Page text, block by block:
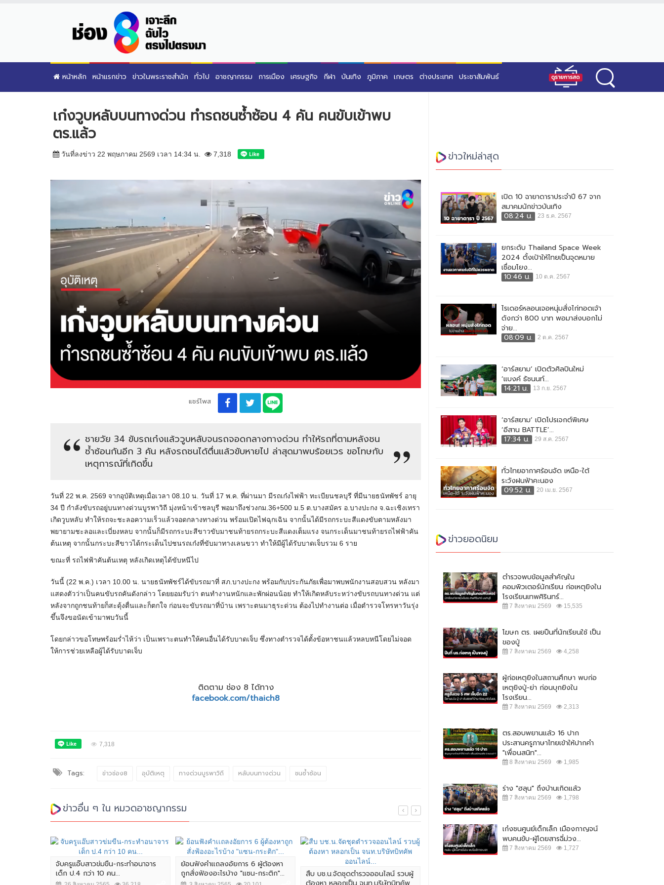
หน้าหลัก หน้าแรกข่าว ข่าวในพระราชสำนัก ทั่วไป อาชญากรรม การเมือง เศรษฐกิจ กีฬา บันเทิง ภูมิภาค เกษตร ต่างประเทศ ประชาสัมพันธ์
เก๋งวูบหลับบนทางด่วน ทำรถชนซ้ำซ้อน 4 คัน คนขับเข้าพบ
ตร.แล้ว
วันที่ลงข่าว 22 พฤษภาคม 2569 เวลา 14:34 น. 7,318
แชร์โพส
ชายวัย 34 ขับรถเก๋งแล้ววูบหลับจนรถจอดกลางทางด่วน ทำให้รถที่ตามหลังชน
ซ้ำซ้อนกันอีก 3 คัน หลังรถชนได้ตื่นแล้วขับหายไป ล่าสุดมาพบร้อยเวร ขอโทษกับ
เหตุการณ์ที่เกิดขึ้น
วันที่ 22 พ.ค. 2569 จากอุบัติเหตุเมื่อเวลา 08.10 น. วันที่ 17 พ.ค. ที่ผ่านมา มีรถเก๋งไฟฟ้า ทะเบียนชลบุรี ที่มีนายธนัทพัชร์ อายุ
34 ปี กำลังขับรถอยู่บนทางด่วนบูรพาวิถี มุ่งหน้าเข้าชลบุรี พอมาถึงช่วงกม.36+500 ม.5 ต.บางสมัคร อ.บางปะกง จ.ฉะเชิงเทรา
เกิดวูบหลับ ทำให้รถจะชะลอความเร็วแล้วจอดกลางทางด่วน พร้อมเปิดไฟฉุกเฉิน จากนั้นได้มีรถกระบะสีแดงขับตามหลังมา
พยายามชะลอและเบี่ยงหลบ จากนั้นก็มีรถกระบะสีขาวขับมาชนท้ายรถกระบะสีแดงเต็มแรง จนกระเด็นมาชนท้ายรถไฟฟ้าคัน
ต้นเหตุ จากนั้นกระบะสีขาวได้กระเด็นไปชนรถเก๋งที่ขับมาทางเลนขวา ทำให้มีผู้ได้รับบาดเจ็บรวม 6 ราย
ขณะที่ รถไฟฟ้าคันต้นเหตุ หลังเกิดเหตุได้ขับหนีไป
วันนี้ (22 พ.ค.) เวลา 10.00 น. นายธนัทพัชร์ได้ขับรถมาที่ สภ.บางปะกง พร้อมกับประกันภัยเพื่อมาพบพนักงานสอบสวน หลังมา
แสดงตัวว่าเป็นคนขับรถคันดังกล่าว โดยยอมรับว่า ตนทำงานหนักและพักผ่อนน้อย ทำให้เกิดหลับระหว่างขับรถบนทางด่วน แต่
หลังจากถูกชนท้ายก็สะดุ้งตื่นและก็ตกใจ ก่อนจะขับรถมาที่บ้าน เพราะตนมาธุระด่วน ต้องไปทำงานต่อ เมื่อตำรวจโทรหาวันรุ่ง
ขึ้นจึงขอนัดเข้ามาพบวันนี้
โดยกล่าวขอโทษพร้อมร่ำไห้ว่า เป็นเพราะตนทำให้คนอื่นได้รับบาดเจ็บ ซึ่งทางตำรวจได้ตั้งข้อหาชนแล้วหลบหนีโดยไม่จอด
ให้การช่วยเหลือผู้ได้รับบาดเจ็บ
ติดตาม ช่อง 8 ได้ทาง
facebook.com/thaich8
7,318
Tags: ข่าวช่อง8 อุบัติเหตุ ทางด่วนบูรพาวิถี หลับบนทางด่วน ชนซ้ำซ้อน
ข่าวอื่น ๆ ใน หมวดอาชญากรรม
จับครูแอ๊บสาวข่มขืน-กระทำอนาจาร
เด็ก ป.4 กว่า 10 คน...
ย้อนฟังคำเเถลงอัยการ 6 ผู้ต้องหา
ถูกสั่งฟ้องอะไรบ้าง "แซน-กระติก"...
สืบ บช.น.จัดชุดตำรวจออนไลน์ รวบผู้
ข่าวใหม่ล่าสุด
เปิด 10 ฉายาดาราประจำปี 67 จาก
สมาคมนักข่าวบันเทิง
08:24 น.
23 ธ.ค. 2567
ยกระดับ Thailand Space Week
2024 ตั้งเป้าให้ไทยเป็นจุดหมาย
เชื่อมโยง...
10:46 น.
10 ต.ค. 2567
ไรเดอร์หลอนเจอหนุ่มสั่งไก่ทอดเจ้า
ดังกว่า 800 บาท พอมาส่งบอกไม่
จ่าย...
08:09 น.
2 ต.ค. 2567
‘อาร์สยาม’ เปิดตัวศิลปินใหม่
‘แบงค์ ธัชนนท์...
14:21 น.
13 ก.ย. 2567
‘อาร์สยาม’ เปิดโปรเจกต์พิเศษ
‘อีสาน BATTLE’...
17:34 น.
29 ส.ค. 2567
ทั่วไทยอากาศร้อนจัด เหนือ-ใต้
ระวังฝนฟ้าคะนอง
09:52 น.
20 เม.ย. 2567
ข่าวยอดนิยม
ตำรวจพบข้อมูลสำคัญใน
คอมพิวเตอร์นักเรียน ก่อเหตุยิงใน
โรงเรียนเทพศิรินทร์...
7 สิงหาคม 2569 15,535
โฆษก ตร. เผยปืนที่นักเรียนใช้ เป็น
ของปู่
7 สิงหาคม 2569 4,258
ผู้ก่อเหตุยิงในสถานศึกษา พบก่อ
เหตุยิงปู่-ย่า ก่อนบุกยิงใน
โรงเรียน...
7 สิงหาคม 2569 2,313
ตร.สอบพยานแล้ว 16 ปาก
ประสานครูภาษาไทยเข้าให้ปากคำ
"เพื่อนสนิท"...
8 สิงหาคม 2569 1,985
ร่าง "ฮลุน" ถึงบ้านเกิดแล้ว
7 สิงหาคม 2569 1,798
เก๋งชนศูนย์เด็กเล็ก เมืองกาญจน์
พบคนขับ-ผู้โดยสารฉี่ม่วง...
7 สิงหาคม 2569 1,727